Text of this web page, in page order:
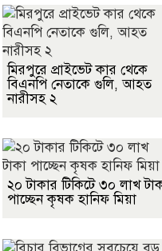
মিরপুরে প্রাইভেট কার থেকে
বিএনপি নেতাকে গুলি, আহত
নারীসহ ২
২০ টাকার টিকিটে ৩০ লাখ
পাচ্ছেন কৃষক হানিফ মিয়া